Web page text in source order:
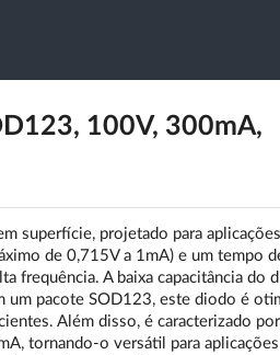
100V, 300mA,
superfície, projetado para
de 0,715V a 1mA) e um tempo
frequência. A baixa capacitância do
um pacote SOD123, este diodo é
Além disso, é caracterizado
tornando-o versátil para